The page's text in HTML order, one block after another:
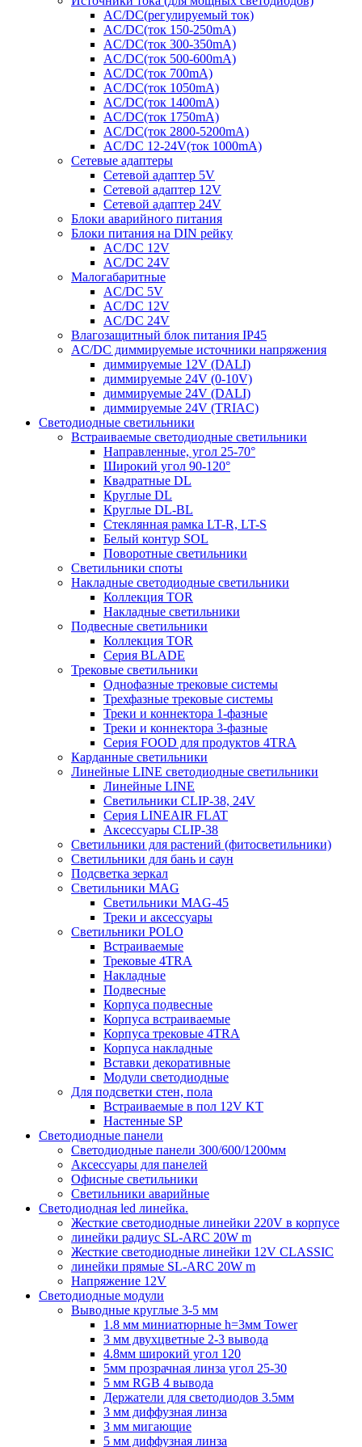
AC/DC(регулируемый ток)
AC/DC(ток 150-250mA)
AC/DC(ток 300-350mA)
AC/DC(ток 500-600mA)
AC/DC(ток 700mA)
AC/DC(ток 1050mA)
AC/DC(ток 1400mA)
AC/DC(ток 1750mA)
AC/DC(ток 2800-5200mA)
AC/DC 12-24V(ток 1000mA)
Сетевые адаптеры
Сетевой адаптер 5V
Сетевой адаптер 12V
Сетевой адаптер 24V
Блоки аварийного питания
Блоки питания на DIN рейку
AC/DC 12V
AC/DC 24V
Малогабаритные
AC/DC 5V
AC/DC 12V
AC/DC 24V
Влагозащитный блок питания IP45
AC/DC диммируемые источники напряжения
диммируемые 12V (DALI)
диммируемые 24V (0-10V)
диммируемые 24V (DALI)
диммируемые 24V (TRIAC)
Светодиодные светильники
Встраиваемые светодиодные светильники
Направленные, угол 25-70°
Широкий угол 90-120°
Квадратные DL
Круглые DL
Круглые DL-BL
Стеклянная рамка LT-R, LT-S
Белый контур SOL
Поворотные светильники
Светильники споты
Накладные светодиодные светильники
Коллекция TOR
Накладные светильники
Подвесные светильники
Коллекция TOR
Серия BLADE
Трековые светильники
Однофазные трековые системы
Трехфазные трековые системы
Треки и коннектора 1-фазные
Треки и коннектора 3-фазные
Серия FOOD для продуктов 4TRA
Карданные светильники
Линейные LINE светодиодные светильники
Линейные LINE
Светильники CLIP-38, 24V
Серия LINEAIR FLAT
Аксессуары CLIP-38
Светильники для растений (фитосветильники)
Светильники для бань и саун
Подсветка зеркал
Светильники MAG
Светильники MAG-45
Треки и аксессуары
Светильники POLO
Встраиваемые
Трековые 4TRA
Накладные
Подвесные
Корпуса подвесные
Корпуса встраиваемые
Корпуса трековые 4TRA
Корпуса накладные
Вставки декоративные
Модули светодиодные
Для подсветки стен, пола
Встраиваемые в пол 12V KT
Настенные SP
Светодиодные панели
Светодиодные панели 300/600/1200мм
Аксессуары для панелей
Офисные светильники
Светильники аварийные
Светодиодная led линейка.
Жесткие светодиодные линейки 220V в корпусе
линейки радиус SL-ARC 20W m
Жесткие светодиодные линейки 12V CLASSIC
линейки прямые SL-ARC 20W m
Напряжение 12V
Светодиодные модули
Выводные круглые 3-5 мм
1.8 мм миниатюрные h=3мм Tower
3 мм двухцветные 2-3 вывода
4.8мм широкий угол 120
5мм прозрачная линза угол 25-30
5 мм RGB 4 вывода
Держатели для светодиодов 3.5мм
3 мм диффузная линза
3 мм мигающие
5 мм диффузная линза